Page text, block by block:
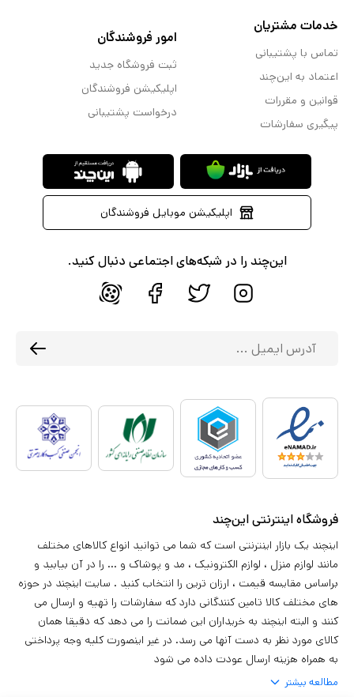
خدمات مشتریان
تماس با پشتیبانی
اعتماد به این‌چند
قوانین و مقررات
پیگیری سفارشات
امور فروشندگان
ثبت فروشگاه جدید
اپلیکیشن فروشندگان
درخواست پشتیبانی
اپلیکیشن موبایل فروشندگان
این‌چند را در شبکه‌های اجتماعی دنبال کنید.
فروشگاه اینترنتی این‌چند
اینچند یک بازار اینترنتی است که شما می توانید انواع کالاهای مختلف
مانند لوازم منزل ، لوازم الکترونیک ، مد و پوشاک و ... را در آن بیابید و
براساس مقایسه قیمت ، ارزان ترین را انتخاب کنید . سایت اینچند در حوزه
های مختلف کالا تامین کنندگانی دارد که سفارشات را تهیه و ارسال می
کنند و البته اینچند به خریداران این ضمانت را می دهد که دقیقا همان
کالای مورد نظر به دست آنها می رسد. در غیر اینصورت کلیه وجه پرداختی
به همراه هزینه ارسال عودت داده می شود
مطالعه بیشتر